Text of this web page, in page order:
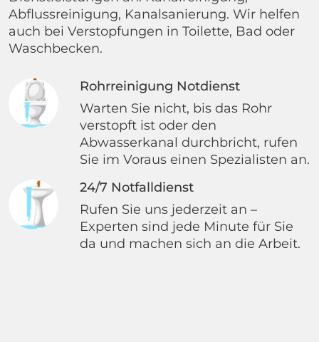
Abflussreinigung, Kanalsanierung. Wir helfen
auch bei Verstopfungen in Toilette, Bad oder
Waschbecken.
Rohrreinigung Notdienst
Warten Sie nicht, bis das Rohr
verstopft ist oder den
Abwasserkanal durchbricht, rufen
Sie im Voraus einen Spezialisten an.
24/7 Notfalldienst
Rufen Sie uns jederzeit an –
Experten sind jede Minute für Sie
da und machen sich an die Arbeit.